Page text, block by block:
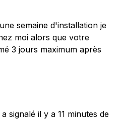
semaine d'installation je
moi alors que votre
3 jours maximum après
signalé il y a 11 minutes de